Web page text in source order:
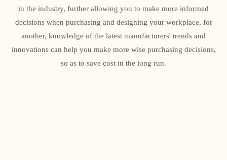
in the industry, further allowing you to make more informed
decisions when purchasing and designing your workplace, for
another, knowledge of the latest manufacturers' trends and
innovations can help you make more wise purchasing decisions,
so as to save cost in the long run.